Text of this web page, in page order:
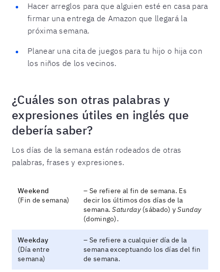
Hacer arreglos para que alguien esté en casa para
firmar una entrega de Amazon que llegará la
próxima semana.
Planear una cita de juegos para tu hijo o hija con
los niños de los vecinos.
¿Cuáles son otras palabras y
expresiones útiles en inglés que
debería saber?
Los días de la semana están rodeados de otras
palabras, frases y expresiones.
Weekend
(Fin de semana)
– Se refiere al fin de semana. Es
decir los últimos dos días de la
semana.Saturday(sábado) ySunday
(domingo).
Weekday
(Día entre
semana)
– Se refiere a cualquier día de la
semana exceptuando los días del fin
de semana.